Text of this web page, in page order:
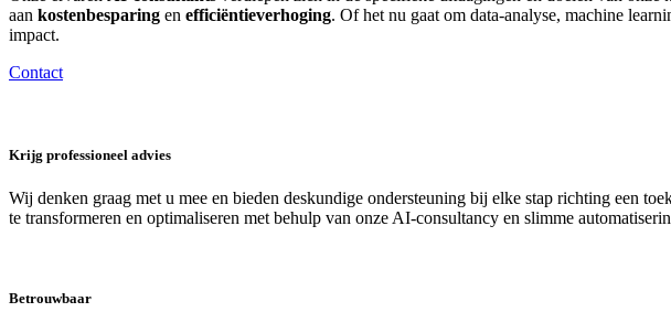
aan kostenbesparing en efficiëntieverhoging. Of het nu gaat om data-analyse, machine
impact.
Contact
Krijg professioneel advies
Wij denken graag met u mee en bieden deskundige ondersteuning bij elke stap richting een
te transformeren en optimaliseren met behulp van onze AI-consultancy en slimme
Betrouwbaar